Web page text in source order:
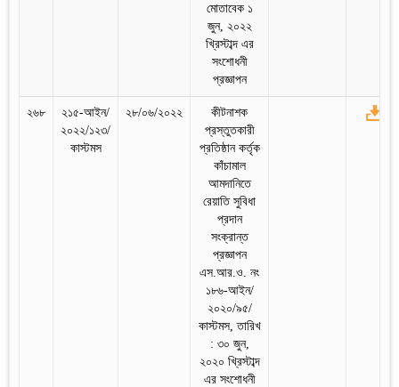
মোতাবেক ১
জুন, ২০২২
খ্রিস্টাব্দ এর
সংশোধনী
প্রজ্ঞাপন
২৬৮
২১৫-আইন/
২০২২/১২৩/
কাস্টমস
২৮/০৬/২০২২
কীটনাশক
প্রস্তুতকারী
প্রতিষ্ঠান কর্তৃক
কাঁচামাল
আমদানিতে
রেয়াতি সুবিধা
প্রদান
সংক্রান্ত
প্রজ্ঞাপন
এস.আর.ও. নং
১৮৬-আইন/
২০২০/৯৫/
কাস্টমস, তারিখ
: ৩০ জুন,
২০২০ খ্রিস্টাব্দ
এর সংশোধনী